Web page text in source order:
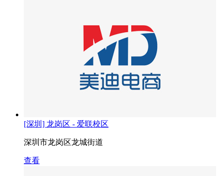
[深圳] 龙岗区 - 爱联校区
深圳市龙岗区龙城街道
查看